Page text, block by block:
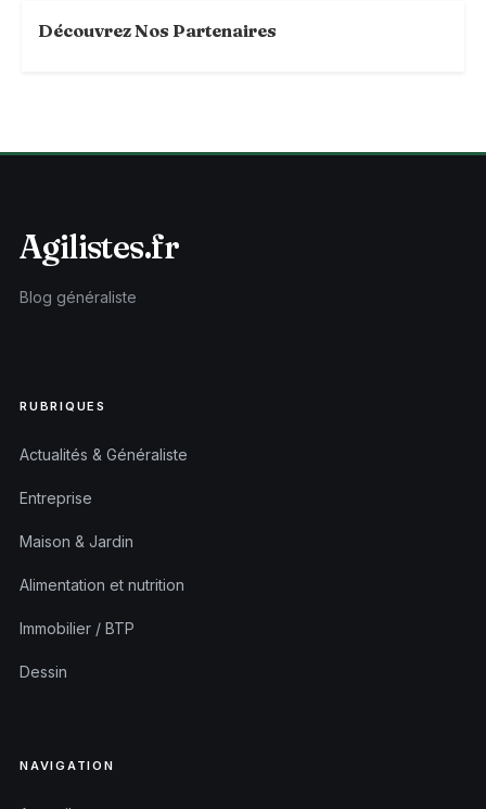
Découvrez Nos Partenaires
Agilistes.fr
Blog généraliste
RUBRIQUES
Actualités & Généraliste
Entreprise
Maison & Jardin
Alimentation et nutrition
Immobilier / BTP
Dessin
NAVIGATION